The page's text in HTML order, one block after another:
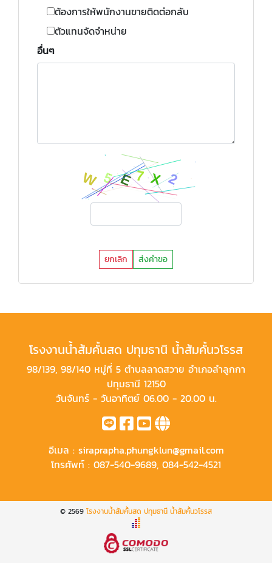
ต้องการให้พนักงานขายติดต่อกลับ
ตัวแทนจัดจำหน่าย
อื่นๆ
ยกเลิก ส่งคำขอ
โรงงานน้ำส้มคั้นสด ปทุมธานี น้ำส้มคั้นวโรรส
98/139, 98/140 หมู่ที่ 5 ตำบลลาดสวาย อำเภอลำลูกกา
ปทุมธานี 12150
วันจันทร์ - วันอาทิตย์ 06.00 - 20.00 น.
อีเมล : siraprapha.phungklun@gmail.com
โทรศัพท์ : 087-540-9689, 084-542-4521
© 2569 โรงงานน้ำส้มคั้นสด ปทุมธานี น้ำส้มคั้นวโรรส